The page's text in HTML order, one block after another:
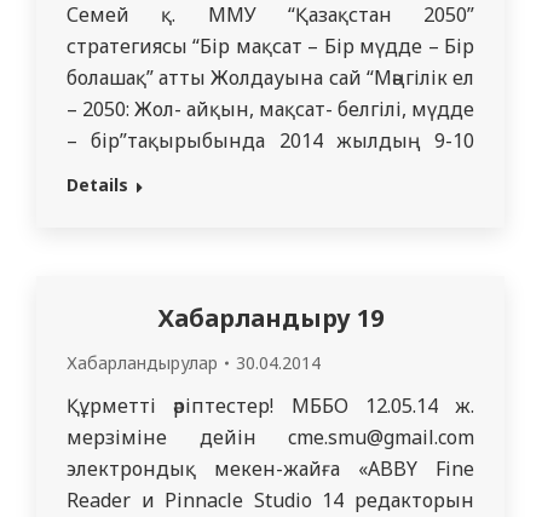
Семей қ. ММУ “Қазақстан 2050”
стратегиясы “Бір мақсат – Бір мүдде – Бір
болашақ” атты Жолдауына сай “Мәңгілік ел
– 2050: Жол- айқын, мақсат- белгілі, мүдде
– бір”тақырыбында 2014 жылдың 9-10
мамыр күндері “Салауат”
Шымкент, Тараз, Қызылорда, Қостанай,
Қарағанды, Павлодар, Өскемен және
Семей қалаларының пікір-сайысшылары
қатысады.
Details
Хабарландыру 19
Хабарландырулар 30.04.2014
Құрметті әріптестер! МББО 12.05.14 ж.
мерзіміне дейін cme.smu@gmail.com
электрондық мекен-жайға «ABBY Fine
Reader и Pinnacle Studio 14 редакторын